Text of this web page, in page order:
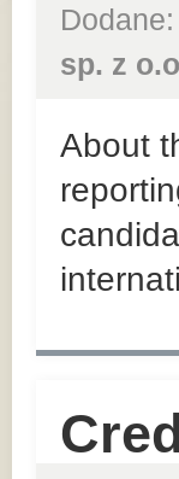
Dodane:
sp. z
About